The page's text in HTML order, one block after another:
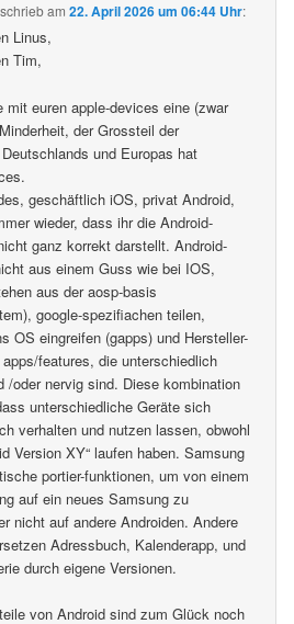
schriebam22. April 2026 um 06:44 Uhr:
Linus,
Tim,
mit euren apple-devices eine (zwar
der Grossteil der
und Europas hat
geschäftlich iOS, privat Android,
wieder, dass ihr die Android-
ganz korrekt darstellt. Android-
aus einem Guss wie bei IOS,
aus der aosp-basis
google-spezifiachen teilen,
OS eingreifen (gapps) und Hersteller-
features, die unterschiedlich
/oder nervig sind. Diese kombination
unterschiedliche Geräte sich
verhalten und nutzen lassen, obwohl
Version XY“ laufen haben. Samsung
portier-funktionen, um von einem
auf ein neues Samsung zu
nicht auf andere Androiden. Andere
Adressbuch, Kalenderapp, und
durch eigene Versionen.
von Android sind zum Glück noch